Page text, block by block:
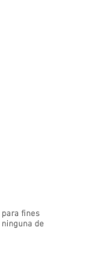
para fines
de